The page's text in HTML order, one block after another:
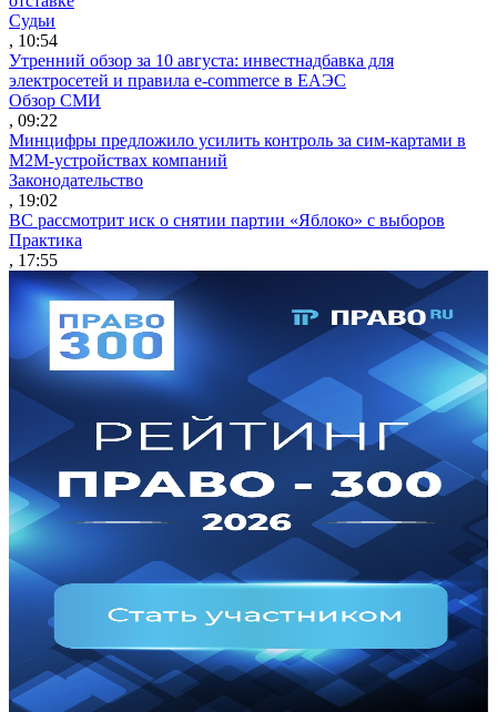
Судьи
, 10:54
Утренний обзор за 10 августа: инвестнадбавка для
электросетей и правила e-commerce в ЕАЭС
Обзор СМИ
, 09:22
Минцифры предложило усилить контроль за сим-картами в
M2M-устройствах компаний
Законодательство
, 19:02
ВС рассмотрит иск о снятии партии «Яблоко» с выборов
Практика
, 17:55